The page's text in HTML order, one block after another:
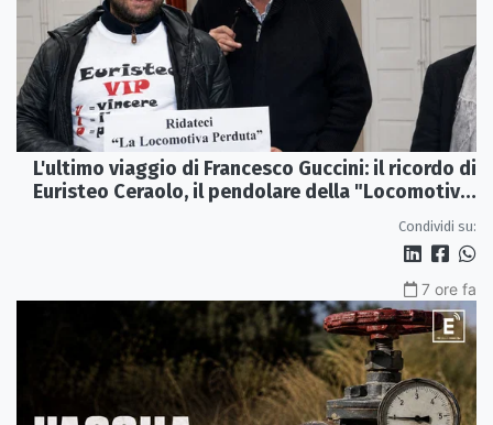
L'ultimo viaggio di Francesco Guccini: il ricordo di
Euristeo Ceraolo, il pendolare della "Locomotiva
Condividi su:
7 ore fa